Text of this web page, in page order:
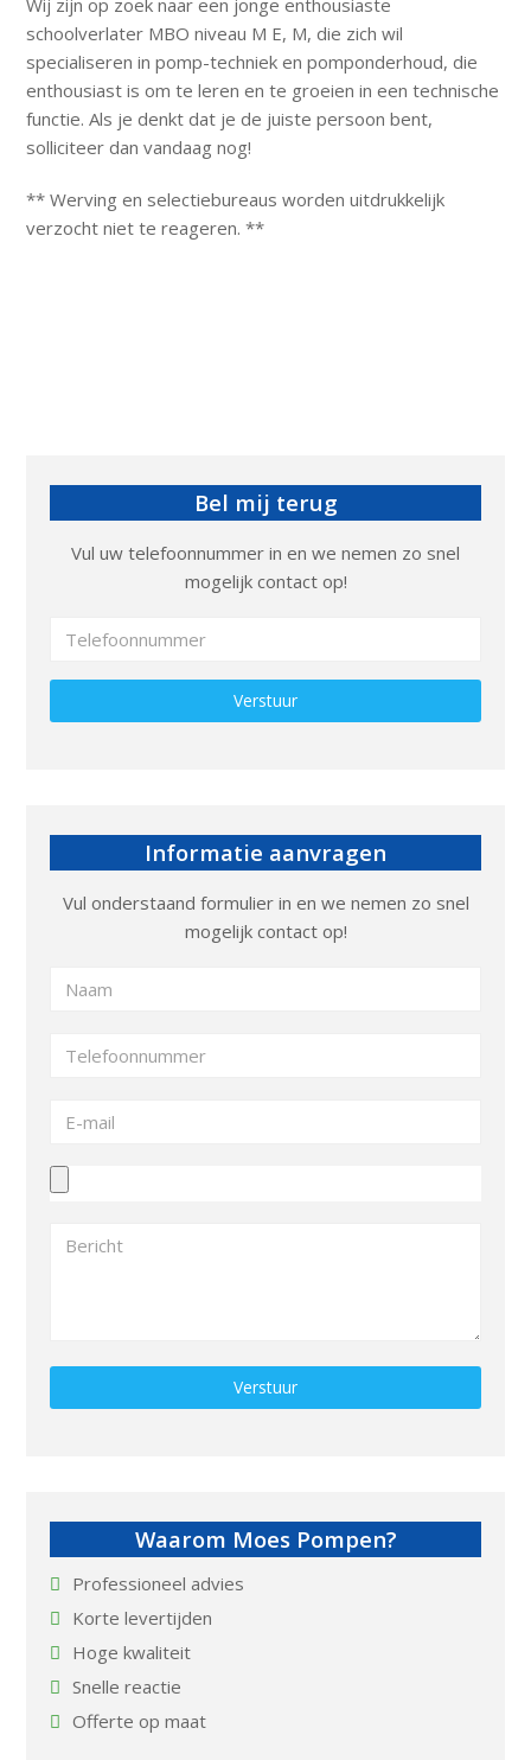
Wij zijn op zoek naar een jonge enthousiaste
schoolverlater MBO niveau M E, M, die zich wil
specialiseren in pomp-techniek en pomponderhoud, die
enthousiast is om te leren en te groeien in een technische
functie. Als je denkt dat je de juiste persoon bent,
solliciteer dan vandaag nog!
** Werving en selectiebureaus worden uitdrukkelijk
verzocht niet te reageren. **
Bel mij terug
Vul uw telefoonnummer in en we nemen zo snel
mogelijk contact op!
Gelieve dit veld leeg te laten.
Informatie aanvragen
Vul onderstaand formulier in en we nemen zo snel
mogelijk contact op!
Gelieve dit veld leeg te laten.
Waarom Moes Pompen?
Professioneel advies
Korte levertijden
Hoge kwaliteit
Snelle reactie
Offerte op maat